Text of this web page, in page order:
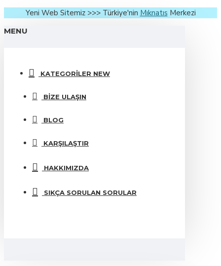
Yeni Web Sitemiz >>> Türkiye'nin Mıknatıs Merkezi
MENU
KATEGORILER NEW
BIZE ULAŞIN
BLOG
KARŞILAŞTIR
HAKKIMIZDA
SIKÇA SORULAN SORULAR